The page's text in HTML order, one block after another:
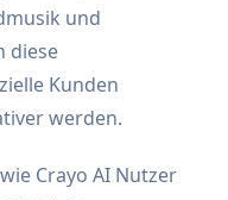
und
diese
Kunden
werden.
Crayo AI Nutzer